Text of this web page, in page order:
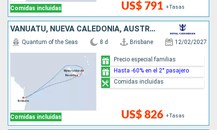
Comidas incluidas US$ 791 +Tasas
VANUATU, NUEVA CALEDONIA, AUSTRALIA
Comidas incluidas
Quantum of the Seas 8 d Brisbane 12/02/2027
US$ 826 +Tasas
Precio especial familias
Hasta -60% en el 2° pasajero
Comidas incluidas